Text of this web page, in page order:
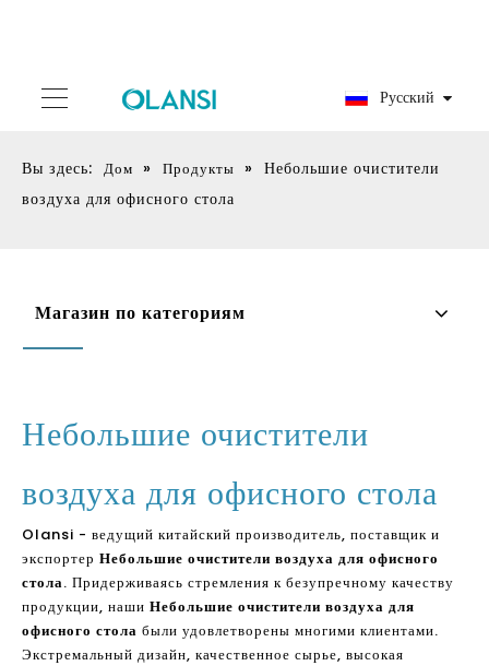
Pусский
Вы здесь: Дом » Продукты » Небольшие очистители
воздуха для офисного стола
Магазин по категориям
Небольшие очистители
воздуха для офисного стола
Olansi - ведущий китайский производитель, поставщик и
экспортер Небольшие очистители воздуха для офисного
стола. Придерживаясь стремления к безупречному качеству
продукции, наши Небольшие очистители воздуха для
офисного стола были удовлетворены многими клиентами.
Экстремальный дизайн, качественное сырье, высокая